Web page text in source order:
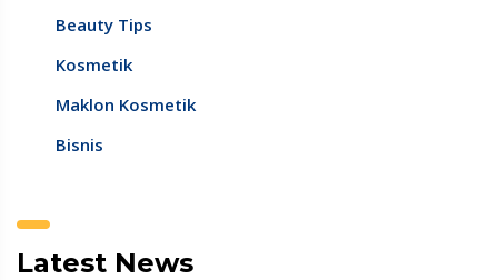
Beauty Tips
Kosmetik
Maklon Kosmetik
Bisnis
Latest News